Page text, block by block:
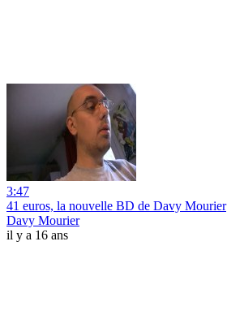
3:47
41 euros, la nouvelle BD de Davy Mourier
Davy Mourier
il y a 16 ans